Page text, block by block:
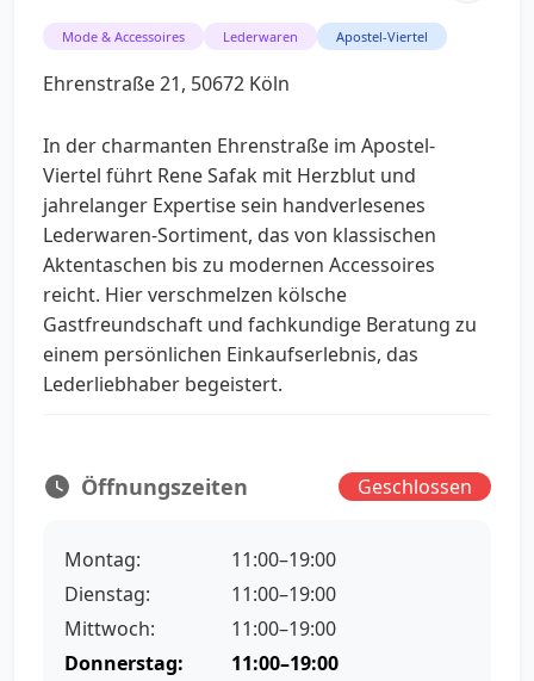
Mode & Accessoires Lederwaren Apostel-Viertel
Ehrenstraße 21, 50672 Köln
In der charmanten Ehrenstraße im Apostel-
Viertel führt Rene Safak mit Herzblut und
jahrelanger Expertise sein handverlesenes
Lederwaren-Sortiment, das von klassischen
Aktentaschen bis zu modernen Accessoires
reicht. Hier verschmelzen kölsche
Gastfreundschaft und fachkundige Beratung zu
einem persönlichen Einkaufserlebnis, das
Lederliebhaber begeistert.
Öffnungszeiten Geschlossen
Montag:
11:00–19:00
Dienstag:
11:00–19:00
Mittwoch:
11:00–19:00
Donnerstag:
11:00–19:00